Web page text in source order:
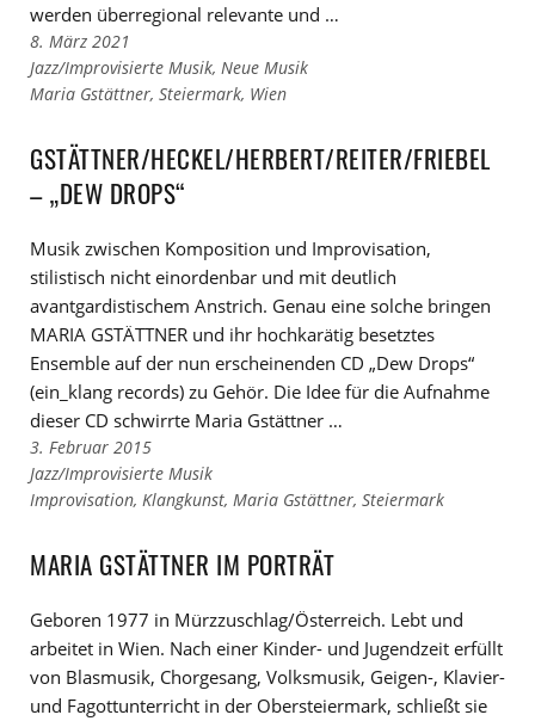
werden überregional relevante und …
8. März 2021
Links
zu
Kategorien
Jazz/Improvisierte Musik, Neue Musik
Links
den
Tags
Maria Gstättner, Steiermark, Wien
GSTÄTTNER/HECKEL/HERBERT/REITER/FRIEBEL
– „DEW DROPS“
Musik zwischen Komposition und Improvisation,
stilistisch nicht einordenbar und mit deutlich
avantgardistischem Anstrich. Genau eine solche bringen
MARIA GSTÄTTNER und ihr hochkarätig besetztes
Ensemble auf der nun erscheinenden CD „Dew Drops“
(ein_klang records) zu Gehör. Die Idee für die Aufnahme
dieser CD schwirrte Maria Gstättner …
3. Februar 2015
Links
zu
Kategorien
Jazz/Improvisierte Musik
Links
den
Tags
Improvisation, Klangkunst, Maria Gstättner, Steiermark
MARIA GSTÄTTNER IM PORTRÄT
Geboren 1977 in Mürzzuschlag/Österreich. Lebt und
arbeitet in Wien. Nach einer Kinder- und Jugendzeit erfüllt
von Blasmusik, Chorgesang, Volksmusik, Geigen-, Klavier-
und Fagottunterricht in der Obersteiermark, schließt sie